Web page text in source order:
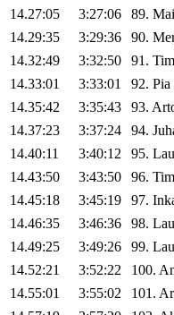
14.27:05
3:27:06 89. Mai
14.29:35
3:29:36 90.
14.32:49
3:32:50 91.
14.33:01
3:33:01 92. Pia
14.35:42
3:35:43 93.
14.37:23
3:37:24 94.
14.40:11
3:40:12 95.
14.43:50
3:43:50 96.
14.45:18
3:45:19 97.
14.46:35
3:46:36 98.
14.49:25
3:49:26 99.
14.52:21
3:52:22 100.
14.55:01
3:55:02 101.